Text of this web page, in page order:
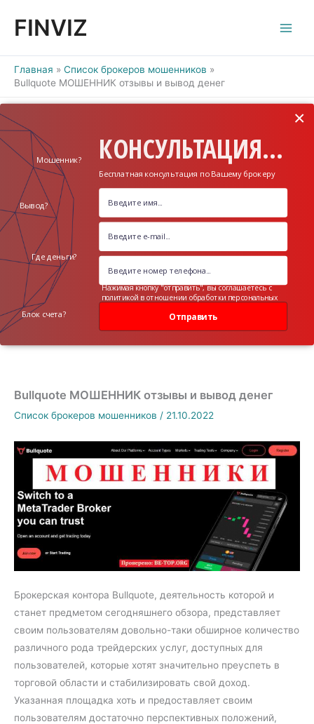
FINVIZ
Главная
Список брокеров мошенников
Bullquote МОШЕННИК отзывы и вывод денег
КОНСУЛЬТАЦИЯ...
Бесплатная консультация по Вашему брокеру
Мошенник?
Вывод?
Где деньги?
Блок счета? Отправить
×
Нажимая кнопку "отправить", вы соглашаетесь с
политикой в отношении обработки персональных
Bullquote МОШЕННИК отзывы и вывод денег
Список брокеров мошенников / 21.10.2022
Брокерская контора Bullquote, деятельность которой и
станет предметом сегодняшнего обзора, представляет
своим пользователям довольно-таки обширное количество
различного рода трейдерских услуг, доступных для
пользователей, которые хотят значительно преуспеть в
торговой области и стабилизировать свой доход.
Указанная площадка хоть и предоставляет своим
пользователям достаточно перспективных положений,